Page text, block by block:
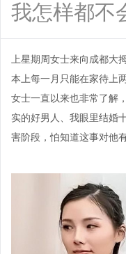
我怎样都不
上星期周女士来向成都
本上每一月只能在家待上
女士一直以来也非常了解
实的好男人、我眼里结婚
害阶段，怕知道这事对他